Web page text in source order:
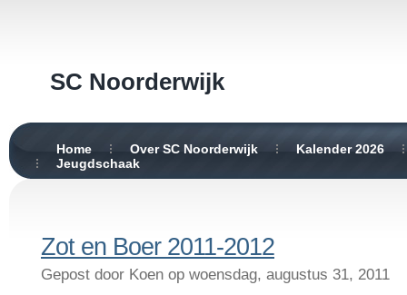
SC Noorderwijk
Home Over SC Noorderwijk
Kalender 2026
Jeugdschaak
Zot en Boer 2011-2012
Gepost door Koen op woensdag, augustus 31, 2011